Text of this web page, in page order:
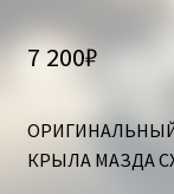
7 200₽
КРЫЛА МАЗДА